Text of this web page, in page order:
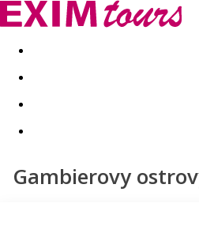
Akční nabídky Last minute
Gambierovy